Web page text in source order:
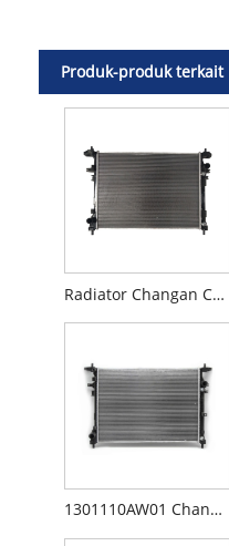
Produk-produk terkait
Radiator Changan CS75 1301010M01
1301110AW01 Changan CS55 Radiator